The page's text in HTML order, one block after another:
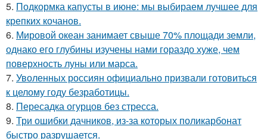
5. Подкормка капусты в июне: мы выбираем лучшее для
крепких кочанов.
6. Мировой океан занимает свыше 70% площади земли,
однако его глубины изучены нами гораздо хуже, чем
поверхность луны или марса.
7. Уволенных россиян официально призвали готовиться
к целому году безработицы.
8. Пересадка огурцов без стресса.
9. Три ошибки дачников, из-за которых поликарбонат
быстро разрушается.